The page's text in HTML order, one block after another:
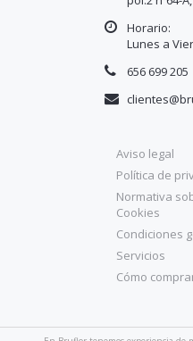
Aviso legal
Política de
Normativa
Cookies
Condiciones
Servicios
Cómo
Horario:
Lunes a
656 699 205